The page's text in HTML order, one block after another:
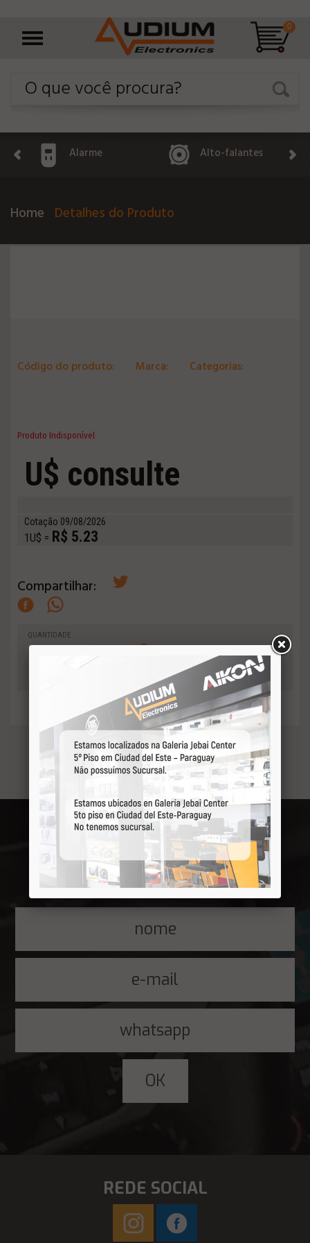
0
Alarme Alto-falantes
Home Detalhes do Produto
Código do produto: Marca: Categorias:
Produto Indisponível
U$ consulte
Cotação 09/08/2026
1U$ = R$ 5.23
Compartilhar:
QUANTIDADE
+ Adicionar
ao orçamento
Receba por primeiro
nossas ofertas
REDE SOCIAL